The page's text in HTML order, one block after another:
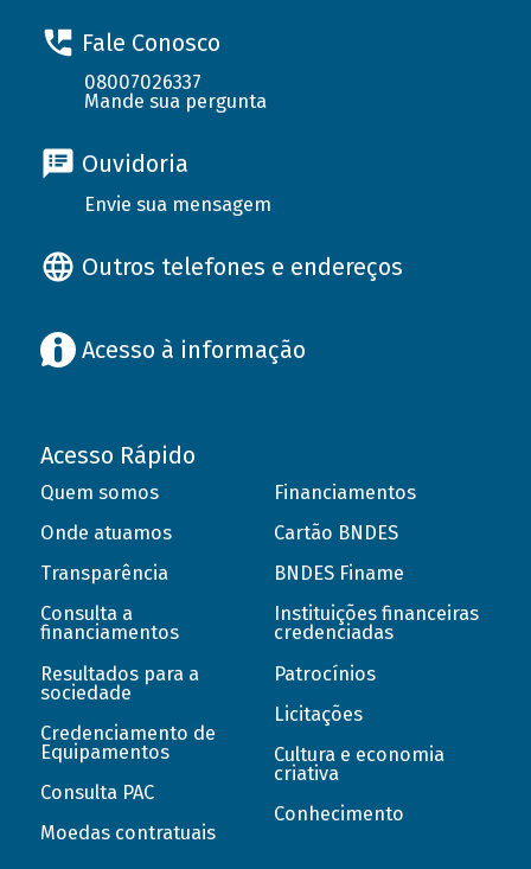
Fale Conosco
08007026337
Mande sua pergunta
Ouvidoria
Envie sua mensagem
Outros telefones e endereços
Acesso à informação
Acesso Rápido
Quem somos
Onde atuamos
Transparência
Consulta a
financiamentos
Resultados para a
sociedade
Credenciamento de
Equipamentos
Consulta PAC
Moedas contratuais
Financiamentos
Cartão BNDES
BNDES Finame
Instituições financeiras
credenciadas
Patrocínios
Licitações
Cultura e economia
criativa
Conhecimento